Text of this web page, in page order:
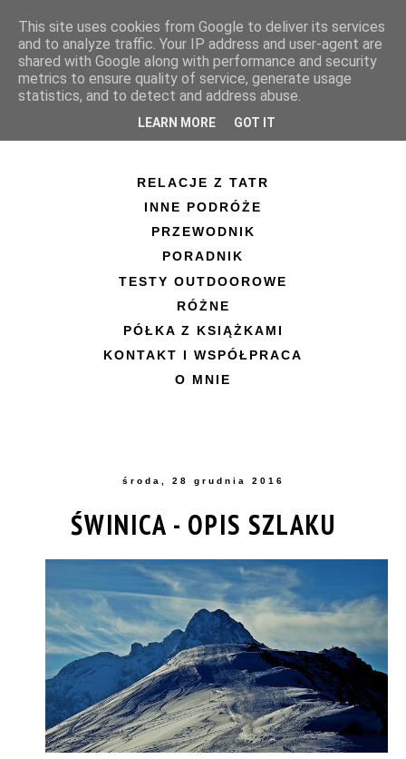
RELACJE Z TATR
INNE PODRÓŻE
PRZEWODNIK
PORADNIK
TESTY OUTDOOROWE
RÓŻNE
PÓŁKA Z KSIĄŻKAMI
KONTAKT I WSPÓŁPRACA
O MNIE
środa, 28 grudnia 2016
ŚWINICA - OPIS SZLAKU
This site uses cookies from Google to deliver its services
and to analyze traffic. Your IP address and user-agent are
shared with Google along with performance and security
metrics to ensure quality of service, generate usage
statistics, and to detect and address abuse.
LEARN MORE GOT IT